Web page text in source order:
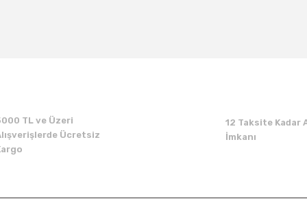
TL ve Üzeri
Ücretsiz
12 Taksite Kadar
İmkanı